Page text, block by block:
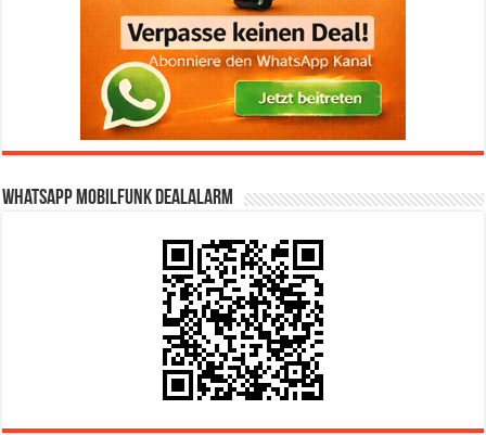
WhatsApp Mobilfunk DealAlarm